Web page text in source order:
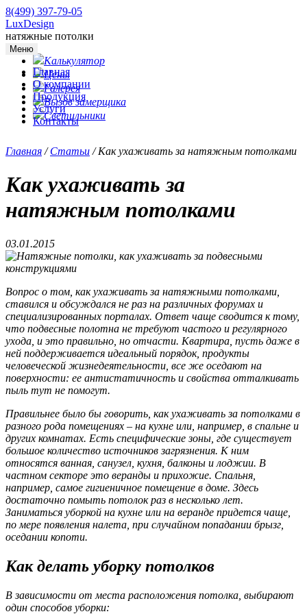
8(499) 397-79-05
LuxDesign
натяжные потолки
Меню
Главная
О компании
Продукция
Услуги
Контакты
Калькулятор
Цены
Галерея
Вызов замерщика
Светильники
Главная /Статьи /Как ухаживать за натяжным потолками
Как ухаживать за
натяжным потолками
03.01.2015
Вопрос о том, как ухаживать за натяжными потолками,
ставился и обсуждался не раз на различных форумах и
специализированных порталах. Ответ чаще сводится к тому,
что подвесные полотна не требуют частого и регулярного
ухода, и это правильно, но отчасти. Квартира, пусть даже в
ней поддерживается идеальный порядок, продукты
человеческой жизнедеятельности, все же оседают на
поверхности: ее антистатичность и свойства отталкивать
пыль тут не помогут.
Правильнее было бы говорить, как ухаживать за потолками в
разного рода помещениях – на кухне или, например, в спальне и
других комнатах. Есть специфические зоны, где существует
большое количество источников загрязнения. К ним
относятся ванная, санузел, кухня, балконы и лоджии. В
частном секторе это веранды и прихожие. Спальня,
например, самое гигиеничное помещение в доме. Здесь
достаточно помыть потолок раз в несколько лет.
Заниматься уборкой на кухне или на веранде придется чаще,
по мере появления налета, при случайном попадании брызг,
оседании копоти.
Как делать уборку потолков
В зависимости от места расположения потолка, выбирают
один способов уборки: